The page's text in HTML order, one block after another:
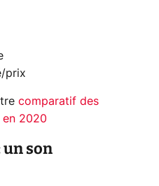
prix
comparatif des
en 2020
un son